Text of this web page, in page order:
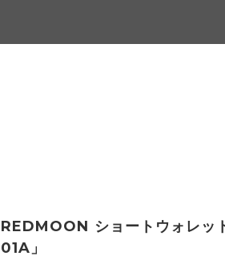
REDMOON ショートウォレッ
01A」